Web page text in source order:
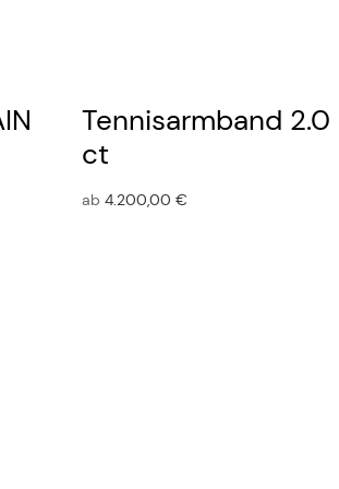
Tennisarmband 2.0
ct
ab4.200,00€